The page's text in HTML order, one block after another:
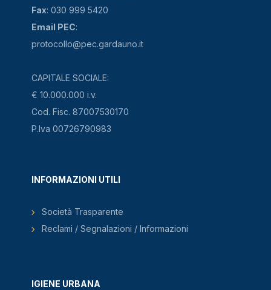
Fax: 030 999 5420
Email PEC:
protocollo@pec.gardauno.it
CAPITALE SOCIALE:
€ 10.000.000 i.v.
Cod. Fisc. 87007530170
P.Iva 00726790983
IGIENE URBANA
INFORMAZIONI UTILI
Società Trasparente
Reclami / Segnalazioni / Informazioni